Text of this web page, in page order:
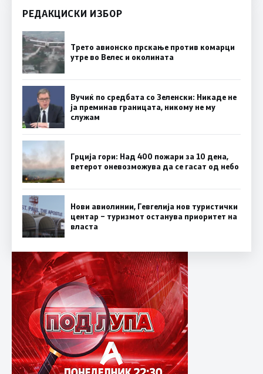
РЕДАКЦИСКИ ИЗБОР
Трето авионско прскање против комарци
утре во Велес и околината
Вучиќ по средбата со Зеленски: Никаде не
ја преминав границата, никому не му
служам
Грција гори: Над 400 пожари за 10 дена,
ветерот оневозможува да се гасат од небо
Нови авиолинии, Гевгелија нов туристички
центар – туризмот останува приоритет на
власта